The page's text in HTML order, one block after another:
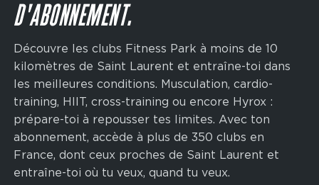
D'ABONNEMENT.
Découvre les clubs Fitness Park à moins de 10
kilomètres de Saint Laurent et entraîne-toi dans
les meilleures conditions. Musculation, cardio-
training, HIIT, cross-training ou encore Hyrox :
prépare-toi à repousser tes limites. Avec ton
abonnement, accède à plus de 350 clubs en
France, dont ceux proches de Saint Laurent et
entraîne-toi où tu veux, quand tu veux.